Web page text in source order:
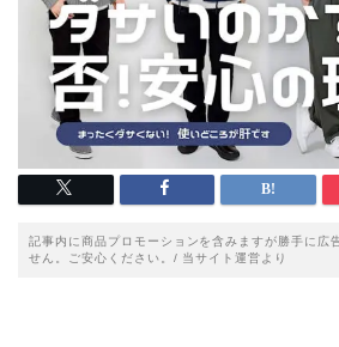
記事内に商品プロモーションを含みますが勝手に広
せん。ご安心ください。/ 当サイト運営より